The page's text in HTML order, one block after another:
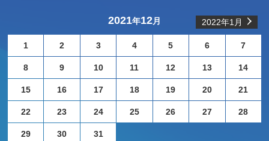
2021年12月 2022年1月
1 2 3 4 5 6 7
8 9 10 11 12 13 14
15 16 17 18 19 20 21
22 23 24 25 26 27 28
29 30 31